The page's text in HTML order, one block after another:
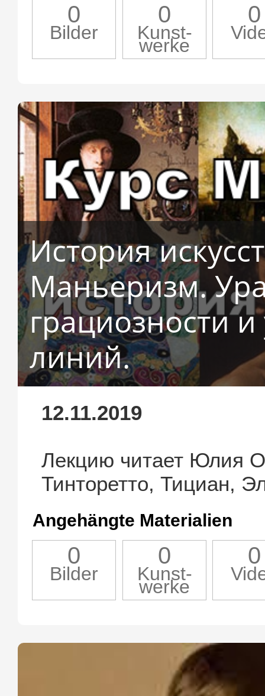
0
Bilder
0
Kunst-
werke
0
История
Маньеризм.
грациозности
линий.
12.11.2019
Лекцию читает Юлия
Тинторетто, Тициан,
Angehängte Materialien
0
Bilder
0
Kunst-
werke
0